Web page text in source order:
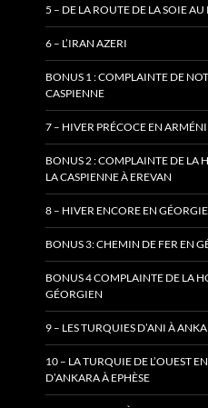
5 – DE LA ROUTE DE LA SOIE
6 – L’IRAN AZERI
BONUS 1 : COMPLAINTE DE
CASPIENNE
7 – HIVER PRÉCOCE EN
BONUS 2 : COMPLAINTE DE LA
LA CASPIENNE À EREVAN
8 – HIVER ENCORE EN
BONUS 3: CHEMIN DE FER EN
BONUS 4 COMPLAINTE DE LA
GÉORGIEN
9 – LES TURQUIES D’ANI À
10 – LA TURQUIE DE L’OUEST
D’ANKARA À EPHÈSE